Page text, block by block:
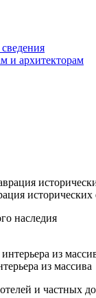
и архитекторам
наследия
из массива
и частных